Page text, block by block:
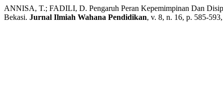
ANNISA, T.; FADILI, D. Pengaruh Peran Kepemimpinan Dan
Bekasi. Jurnal Ilmiah Wahana Pendidikan, v. 8, n. 16, p. 585-